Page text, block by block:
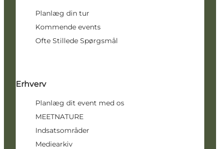
Planlæg din tur
Kommende events
Ofte Stillede Spørgsmål
Erhverv
Planlæg dit event med os
MEETNATURE
Indsatsområder
Mediearkiv